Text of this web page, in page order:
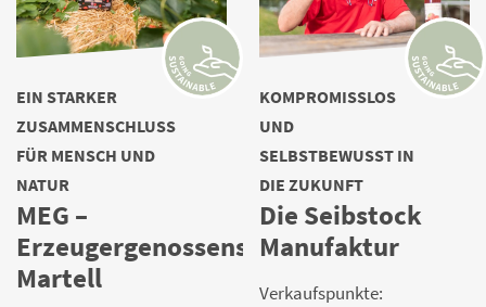
EIN STARKER
ZUSAMMENSCHLUSS
FÜR MENSCH UND
NATUR
MEG –
Erzeugergenossenschaft
Martell
KOMPROMISSLOS
UND
SELBSTBEWUSST IN
DIE ZUKUNFT
Die Seibstock
Manufaktur
Verkaufspunkte: